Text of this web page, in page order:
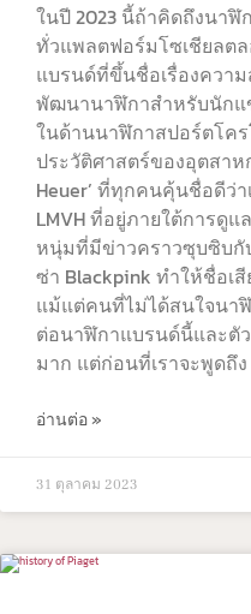
ในปี 2023 นี้ถ้าคิดถึงนา
ทั่วแพลตฟอร์มโซเชียลต
แบรนด์ที่ขึ้นชื่อเรื่องควา
พัฒนานาฬิกาสำหรับนักแ
ในด้านนาฬิกาสปอร์ตโค
ประวัติศาสตร์ของอุตสาห
Heuer’ ที่ทุกคนคุ้นชื่อดีว่
LMVH ที่อยู่ภายใต้การดูแ
หนุ่มที่มีข่าวคราวซุบซิบกั
ซ่า Blackpink ทำให้ชื่อเ
แม้แต่คนที่ไม่ได้สนใจนา
ต่อนาฬิกาแบรนด์นี้และตัว
มาก แต่ก่อนที่เราจะพูดถึง
อ่านต่อ »
31 ตุลาคม 2023